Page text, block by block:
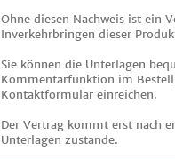
Ohne diesen Nachweis ist ein
Inverkehrbringen dieser
Sie können die Unterlagen
Kommentarfunktion im
Kontaktformular einreichen.
Der Vertrag kommt erst nach
Unterlagen zustande.